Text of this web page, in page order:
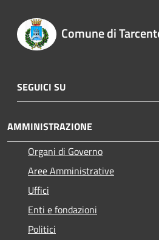
Comune di
SEGUICI SU
AMMINISTRAZIONE
Organi di Governo
Aree Amministrative
Uffici
Enti e fondazioni
Politici